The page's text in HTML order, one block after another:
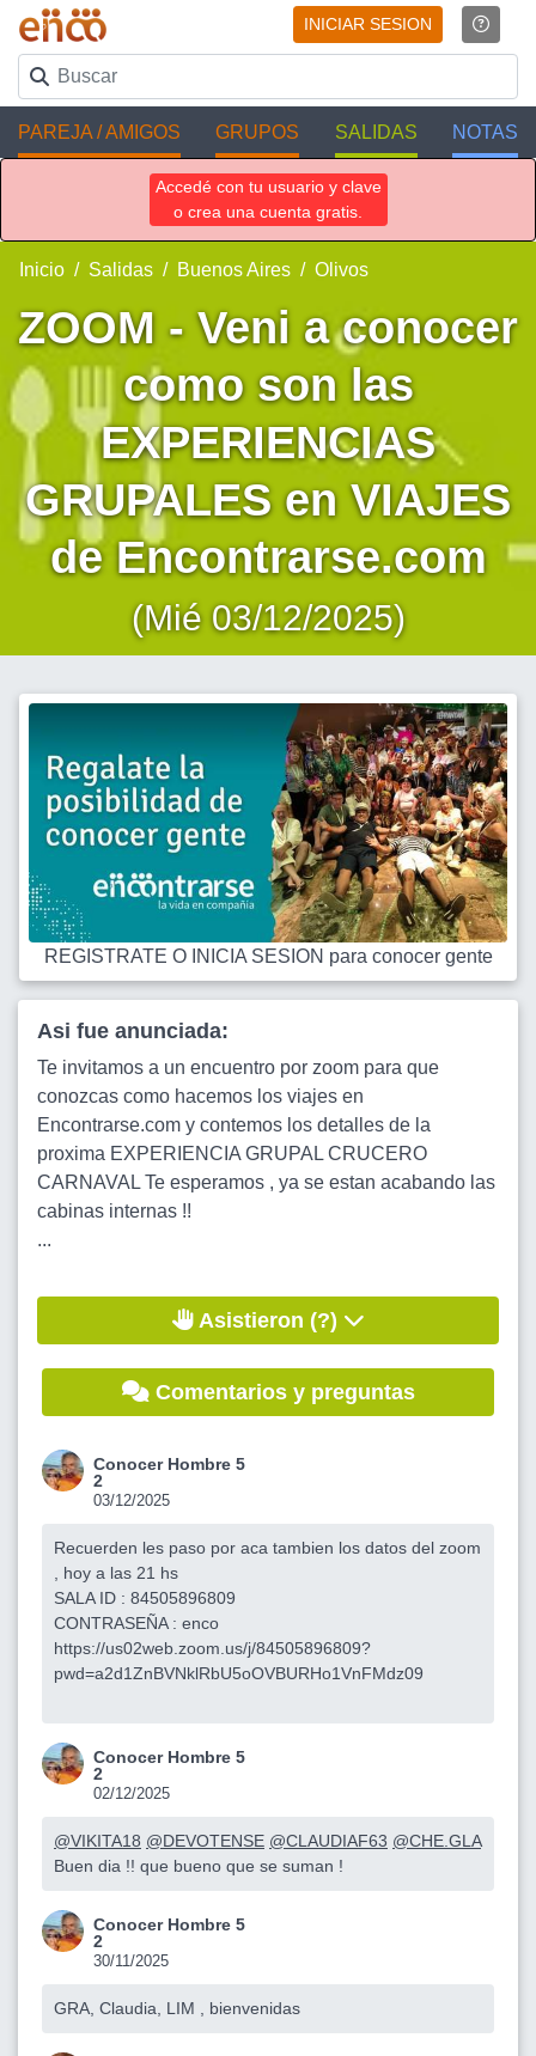
INICIAR SESION
PAREJA / AMIGOS GRUPOS SALIDAS NOTAS
Accedé con tu usuario y clave
o crea una cuenta gratis.
Inicio Salidas Buenos Aires Olivos
ZOOM - Veni a conocer
como son las
EXPERIENCIAS
GRUPALES en VIAJES
de Encontrarse.com
(Mié 03/12/2025)
REGISTRATE O INICIA SESION para conocer gente
Asi fue anunciada:
Te invitamos a un encuentro por zoom para que
conozcas como hacemos los viajes en
Encontrarse.com y contemos los detalles de la
proxima EXPERIENCIA GRUPAL CRUCERO
CARNAVAL Te esperamos , ya se estan acabando las
cabinas internas !!
...
Asistieron (?)
Comentarios y preguntas
Conocer Hombre 5
2
03/12/2025
Recuerden les paso por aca tambien los datos del zoom
, hoy a las 21 hs
SALA ID : 84505896809
CONTRASEÑA : enco
https://us02web.zoom.us/j/84505896809?
pwd=a2d1ZnBVNklRbU5oOVBURHo1VnFMdz09
Conocer Hombre 5
2
02/12/2025
@VIKITA18 @DEVOTENSE @CLAUDIAF63 @CHE.GLA
Buen dia !! que bueno que se suman !
Conocer Hombre 5
2
30/11/2025
GRA, Claudia, LIM , bienvenidas